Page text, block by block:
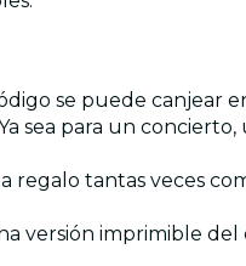
se puede canjear
sea para un
tantas veces
versión imprimible